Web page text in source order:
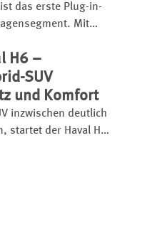
das erste Plug-in-
Mit
kann er bis zu
H6 –
SUV
und Komfort
inzwischen deutlich
startet der Haval H6